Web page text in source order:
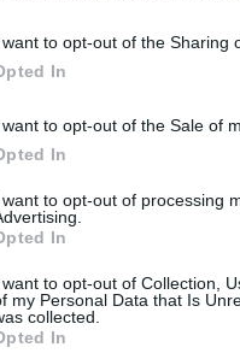
want to opt-out of the Sharing
In
want to opt-out of the Sale of
In
want to opt-out of processing
In
want to opt-out of Collection,
my Personal Data that Is
collected.
In
noticias
y dudas entre los viajeros
"Nos lo esperábamos peor"
política, en directo: Interior